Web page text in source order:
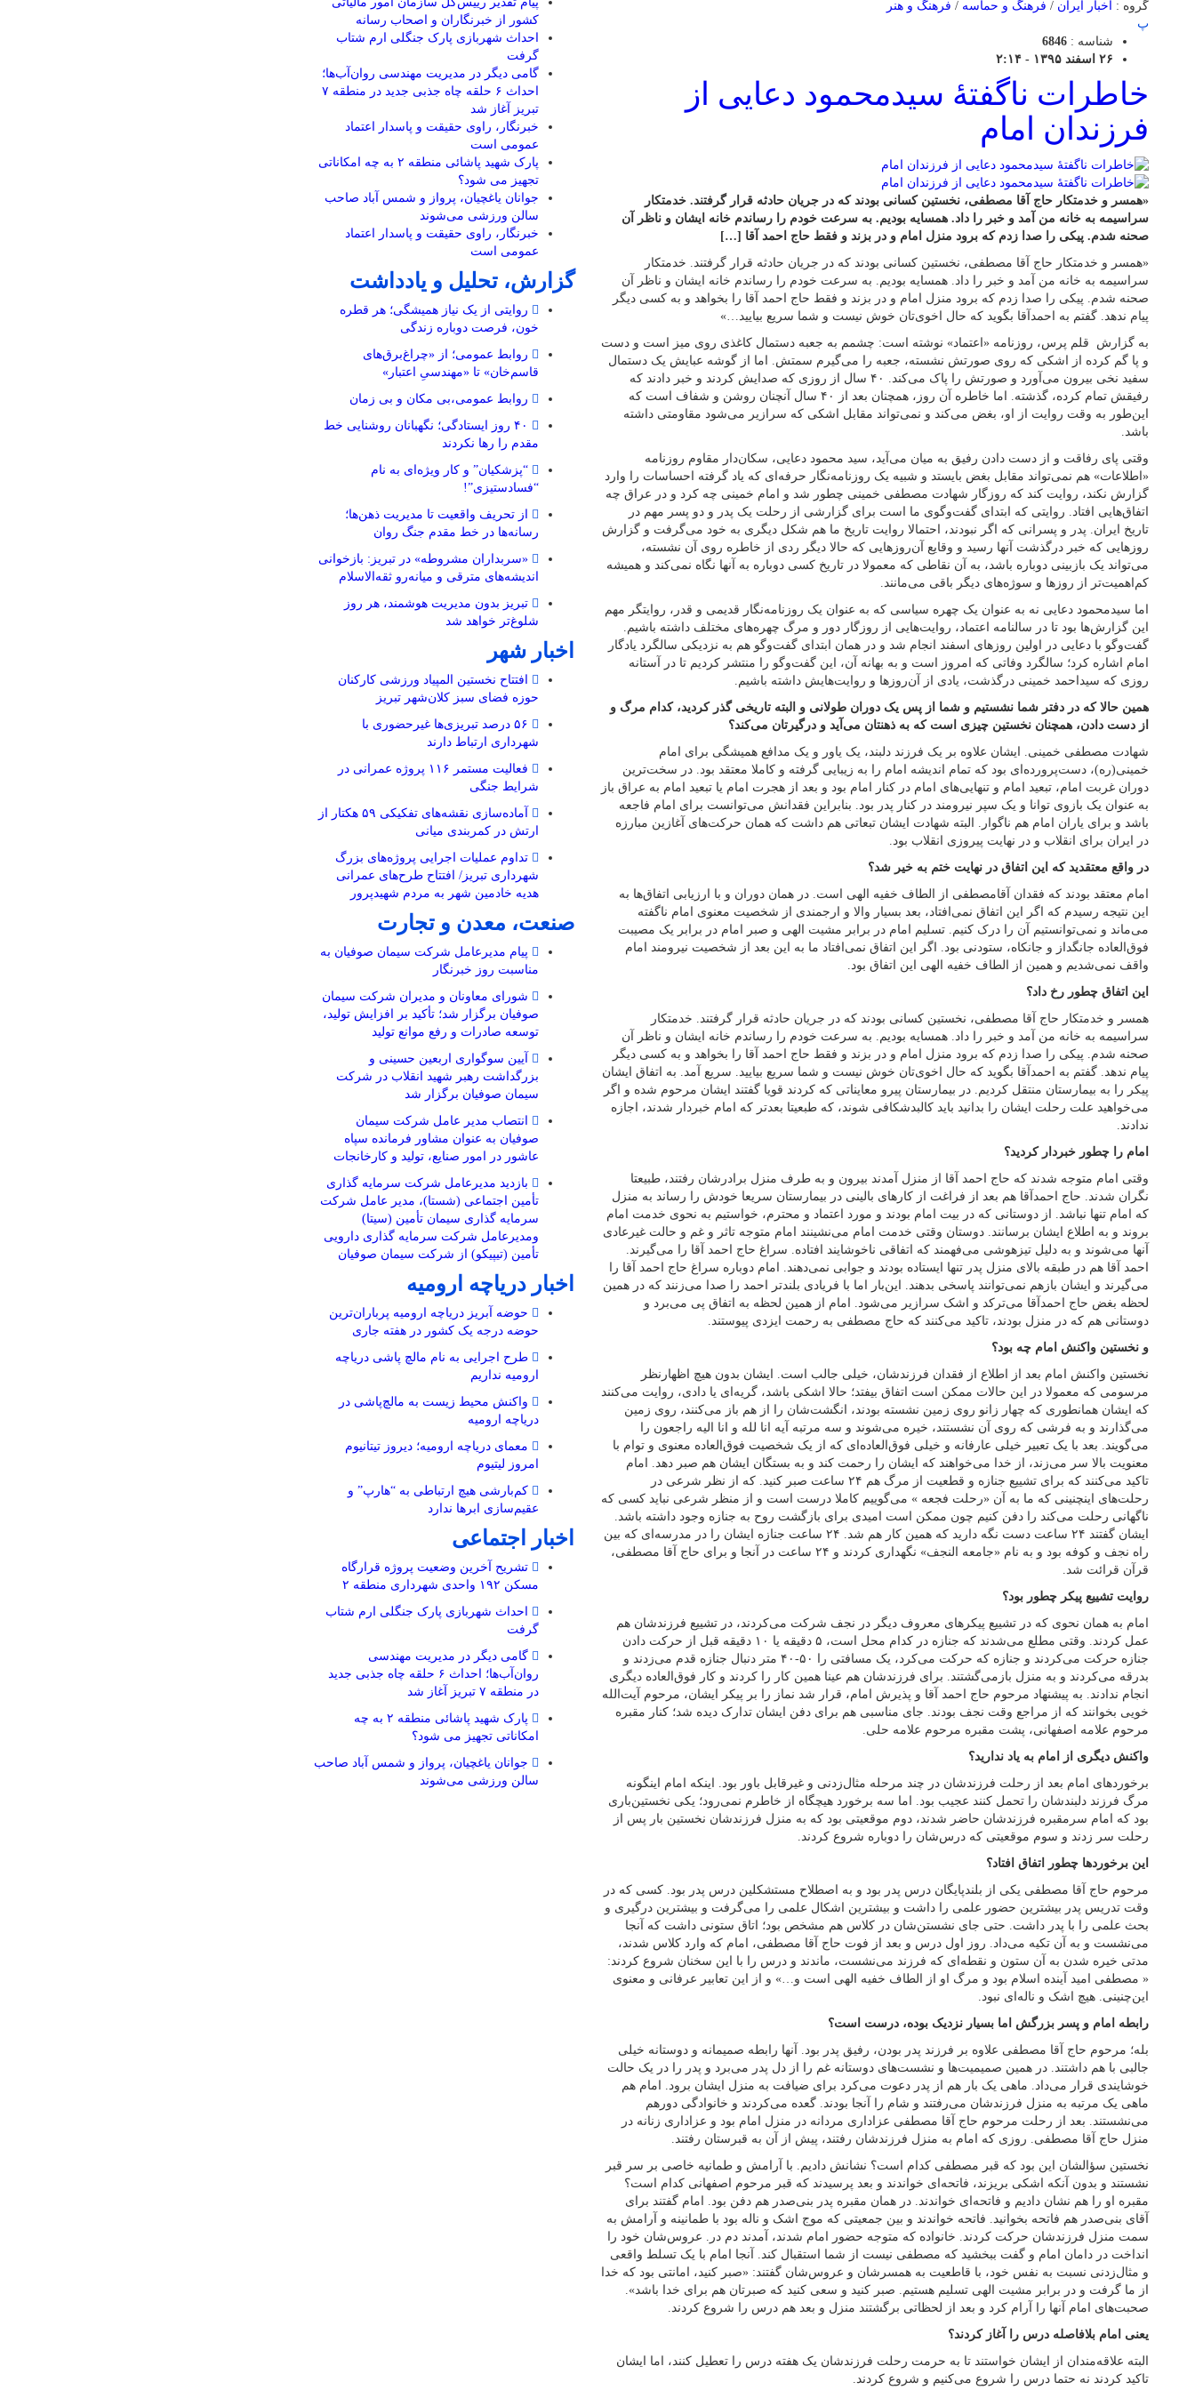
گروه : اخبار ایران / فرهنگ و حماسه / فرهنگ و هنر
پ
شناسه : 6846
۲۶ اسفند ۱۳۹۵ - ۲:۱۴
خاطرات ناگفتۀ سیدمحمود دعایی از
فرزندان امام
«همسر و خدمتکار حاج آقا مصطفی، نخستین کسانی بودند که در جریان حادثه قرار گرفتند. خدمتکار
سراسیمه به خانه من آمد و خبر را داد. همسایه بودیم. به سرعت خودم را رساندم خانه ایشان و ناظر آن
صحنه شدم. پیکی را صدا زدم که برود منزل امام و در بزند و فقط حاج احمد آقا […]
«همسر و خدمتکار حاج آقا مصطفی، نخستین کسانی بودند که در جریان حادثه قرار گرفتند. خدمتکار
سراسیمه به خانه من آمد و خبر را داد. همسایه بودیم. به سرعت خودم را رساندم خانه ایشان و ناظر آن
صحنه شدم. پیکی را صدا زدم که برود منزل امام و در بزند و فقط حاج احمد آقا را بخواهد و به کسی دیگر
پیام ندهد. گفتم به احمدآقا بگوید که حال اخوی‌تان خوش نیست و شما سریع بیایید…»
به گزارش قلم پرس، روزنامه «اعتماد» نوشته است: چشمم به جعبه دستمال کاغذی روی میز است و دست
و پا گم کرده از اشکی که روی صورتش نشسته، جعبه را می‌گیرم سمتش. اما از گوشه عبایش یک دستمال
سفید نخی بیرون می‌آورد و صورتش را پاک می‌کند. ۴۰ سال از روزی که صدایش کردند و خبر دادند که
رفیقش تمام کرده، گذشته. اما خاطره آن روز، همچنان بعد از ۴۰ سال آنچنان روشن و شفاف است که
این‌طور به وقت روایت از او، بغض می‌کند و نمی‌تواند مقابل اشکی که سرازیر می‌شود مقاومتی داشته
باشد.
وقتی پای رفاقت و از دست دادن رفیق به میان می‌آید، سید محمود دعایی، سکان‌دار مقاوم روزنامه
«اطلاعات» هم نمی‌تواند مقابل بغض بایستد و شبیه یک روزنامه‌نگار حرفه‌ای که یاد گرفته احساسات را وارد
گزارش نکند، روایت کند که روزگار شهادت مصطفی خمینی چطور شد و امام خمینی چه کرد و در عراق چه
اتفاق‌هایی افتاد. روایتی که ابتدای گفت‌وگوی ما است برای گزارشی از رحلت یک پدر و دو پسر مهم در
تاریخ ایران. پدر و پسرانی که اگر نبودند، احتمالا روایت تاریخ ما هم شکل دیگری به خود می‌گرفت و گزارش
روزهایی که خبر درگذشت آنها رسید و وقایع آن‌روزهایی که حالا دیگر ردی از خاطره روی آن نشسته،
می‌تواند یک بازبینی دوباره باشد، به آن نقاطی که معمولا در تاریخ کسی دوباره به آنها نگاه نمی‌کند و همیشه
کم‌اهمیت‌تر از روزها و سوژه‌های دیگر باقی می‌مانند.
اما سیدمحمود دعایی نه به عنوان یک چهره سیاسی که به عنوان یک روزنامه‌نگار قدیمی و قدر، روایتگر مهم
این گزارش‌ها بود تا در سالنامه اعتماد، روایت‌هایی از روزگار دور و مرگ چهره‌های مختلف داشته باشیم.
گفت‌وگو با دعایی در اولین روزهای اسفند انجام شد و در همان ابتدای گفت‌وگو هم به نزدیکی سالگرد یادگار
امام اشاره کرد؛ سالگرد وفاتی که امروز است و به بهانه آن، این گفت‌وگو را منتشر کردیم تا در آستانه
روزی که سیداحمد خمینی درگذشت، یادی از آن‌روزها و روایت‌هایش داشته باشیم.
همین حالا که در دفتر شما نشستیم و شما از پس یک دوران طولانی و البته تاریخی گذر کردید، کدام مرگ و
از دست دادن، همچنان نخستین چیزی است که به ذهنتان می‌آید و درگیرتان می‌کند؟
شهادت مصطفی خمینی. ایشان علاوه بر یک فرزند دلبند، یک یاور و یک مدافع همیشگی برای امام
خمینی(ره)، دست‌پرورده‌ای بود که تمام اندیشه امام را به زیبایی گرفته و کاملا معتقد بود. در سخت‌ترین
دوران غربت امام، تبعید امام و تنهایی‌های امام در کنار امام بود و بعد از هجرت امام یا تبعید امام به عراق باز
به عنوان یک بازوی توانا و یک سپر نیرومند در کنار پدر بود. بنابراین فقدانش می‌توانست برای امام فاجعه
باشد و برای یاران امام هم ناگوار. البته شهادت ایشان تبعاتی هم داشت که همان حرکت‌های آغازین مبارزه
در ایران برای انقلاب و در نهایت پیروزی انقلاب بود.
در واقع معتقدید که این اتفاق در نهایت ختم به خیر شد؟
امام معتقد بودند که فقدان آقامصطفی از الطاف خفیه الهی است. در همان دوران و با ارزیابی اتفاق‌ها به
این نتیجه رسیدم که اگر این اتفاق نمی‌‌افتاد، بعد بسیار والا و ارجمندی از شخصیت معنوی امام ناگفته
می‌ماند و نمی‌توانستیم آن را درک کنیم. تسلیم امام در برابر مشیت الهی و صبر امام در برابر یک مصیبت
فوق‌العاده جانگداز و جانکاه، ستودنی بود. اگر این اتفاق نمی‌افتاد ما به این بعد از شخصیت نیرومند امام
واقف نمی‌شدیم و همین از الطاف خفیه الهی این اتفاق بود.
این اتفاق چطور رخ داد؟
همسر و خدمتکار حاج آقا مصطفی، نخستین کسانی بودند که در جریان حادثه قرار گرفتند. خدمتکار
سراسیمه به خانه من آمد و خبر را داد. همسایه بودیم. به سرعت خودم را رساندم خانه ایشان و ناظر آن
صحنه شدم. پیکی را صدا زدم که برود منزل امام و در بزند و فقط حاج احمد آقا را بخواهد و به کسی دیگر
پیام ندهد. گفتم به احمدآقا بگوید که حال اخوی‌تان خوش نیست و شما سریع بیایید. سریع آمد. به اتفاق ایشان
پیکر را به بیمارستان منتقل کردیم. در بیمارستان پیرو معایناتی که کردند قویا گفتند ایشان مرحوم شده و اگر
می‌خواهید علت رحلت ایشان را بدانید باید کالبدشکافی شوند، که طبعیتا بعدتر که امام خبردار شدند، اجازه
ندادند.
امام را چطور خبردار کردید؟
وقتی امام متوجه شدند که حاج احمد آقا از منزل آمدند بیرون و به طرف منزل برادرشان رفتند، طبیعتا
نگران شدند. حاج احمدآقا هم بعد از فراغت از کار‌های بالینی در بیمارستان سریعا خودش را رساند به منزل
که امام تنها نباشد. از دوستانی که در بیت امام بودند و مورد اعتماد و محترم، خواستیم به نحوی خدمت امام
بروند و به اطلاع ایشان برسانند. دوستان وقتی خدمت امام می‌نشینند امام متوجه تاثر و غم و حالت غیرعادی
آنها می‌شوند و به دلیل تیزهوشی می‌فهمند که اتفاقی ناخوشایند افتاده. سراغ حاج احمد آقا را می‌گیرند.
احمد آقا هم در طبقه بالای منزل پدر تنها ایستاده بودند و جوابی نمی‌دهند. امام دوباره سراغ حاج احمد آقا را
می‌گیرند و ایشان بازهم نمی‌توانند پاسخی بدهند. این‌بار اما با فریادی بلندتر احمد را صدا می‌زنند که در همین
لحظه بغض حاج احمدآقا می‌ترکد و اشک سرازیر می‌شود. امام از همین لحظه به اتفاق پی‌ می‌برد و
دوستانی هم که در منزل بودند، تاکید می‌کنند که حاج مصطفی به رحمت ایزدی پیوستند.
و نخستین واکنش امام چه بود؟
نخستین واکنش امام بعد از اطلاع از فقدان فرزندشان، خیلی جالب است. ایشان بدون هیچ اظهارنظر
مرسومی که معمولا در این حالات ممکن است اتفاق بیفتد؛ حالا اشکی باشد، گریه‌ای یا دادی، روایت می‌کنند
که ایشان همانطوری که چهار زانو روی زمین نشسته بودند، انگشت‌شان را از هم باز می‌کنند، روی زمین
می‌گذارند و به فرشی که روی آن نشستند، خیره می‌شوند و سه مرتبه آیه انا لله و انا الیه راجعون را
می‌گویند. بعد با یک تعبیر خیلی عارفانه و خیلی فوق‌العاده‌ای که از یک شخصیت فوق‌العاده معنوی و توام با
معنویت بالا سر می‌زند، از خدا می‌خواهند که ایشان را رحمت کند و به بستگان ایشان هم صبر دهد. امام
تاکید می‌کنند که برای تشییع جنازه و قطعیت از مرگ هم ٢۴ ساعت صبر کنید. که از نظر شرعی در
رحلت‌های اینچنینی که ما به آن «رحلت فجعه » می‌گوییم کاملا درست است و از منظر شرعی نباید کسی که
ناگهانی رحلت می‌کند را دفن کنیم چون ممکن است امیدی برای بازگشت روح به جنازه وجود داشته باشد.
ایشان گفتند ٢۴ ساعت دست نگه دارید که همین کار هم شد. ٢۴ ساعت جنازه ایشان را در مدرسه‌ای که بین
راه نجف و کوفه بود و به نام «جامعه النجف» نگهداری کردند و ٢۴ ساعت در آنجا و برای حاج آقا مصطفی،
قرآن قرائت شد.
روایت تشییع پیکر چطور بود؟
امام به همان نحوی که در تشییع پیکرهای معروف دیگر در نجف شرکت می‌کردند، در تشییع فرزندشان هم
عمل کردند. وقتی مطلع می‌شدند که جنازه در کدام محل است، ۵ دقیقه یا ١٠ دقیقه قبل از حرکت دادن
جنازه حرکت می‌کردند و جنازه که حرکت می‌کرد، یک مسافتی را ۵٠-۴٠ متر دنبال جنازه قدم می‌زدند و
بدرقه می‌کردند و به منزل بازمی‌گشتند. برای فرزندشان هم عینا همین کار را کردند و کار فوق‌العاده دیگری
انجام ندادند. به پیشنهاد مرحوم حاج احمد آقا و پذیرش امام، قرار شد نماز را بر پیکر ایشان، مرحوم آیت‌الله
خویی بخوانند که از مراجع وقت نجف بودند. جای مناسبی هم برای دفن ایشان تدارک دیده شد؛ کنار مقبره
مرحوم علامه اصفهانی، پشت مقبره مرحوم علامه حلی.
واکنش دیگری از امام به یاد ندارید؟
برخوردهای امام بعد از رحلت فرزندشان در چند مرحله مثال‌زدنی و غیرقابل باور بود. اینکه امام اینگونه
مرگ فرزند دلبندشان را تحمل کنند عجیب بود. اما سه برخورد هیچگاه از خاطرم نمی‌رود؛ یکی نخستین‌باری
بود که امام سرمقبره فرزندشان حاضر شدند، دوم موقعیتی بود که به منزل فرزندشان نخستین بار پس از
رحلت سر زدند و سوم موقعیتی که درس‌شان را دوباره شروع کردند.
این برخوردها چطور اتفاق افتاد؟
مرحوم حاج آقا مصطفی یکی از بلندپایگان درس پدر بود و به اصطلاح مستشکلین درس پدر بود. کسی که در
وقت تدریس پدر بیشترین حضور علمی را داشت و بیشترین اشکال علمی را می‌گرفت و بیشترین درگیری و
بحث علمی را با پدر داشت. حتی جای نشستن‌شان در کلاس هم مشخص بود؛ اتاق ستونی داشت که آنجا
می‌نشست و به آن تکیه می‌داد. روز اول درس و بعد از فوت حاج آقا مصطفی، امام که وارد کلاس شدند،
مدتی خیره شدن به آن ستون و نقطه‌ای که فرزند می‌نشست، ماندند و درس را با این سخنان شروع کردند:
« مصطفی امید آینده اسلام بود و مرگ او از الطاف خفیه الهی است و…» و از این تعابیر عرفانی و معنوی
این‌چنینی. هیچ اشک و ناله‌ای نبود.
رابطه امام و پسر بزرگش اما بسیار نزدیک بوده، درست است؟
بله؛ مرحوم حاج آقا مصطفی علاوه بر فرزند پدر بودن، رفیق پدر بود. آنها رابطه صمیمانه و دوستانه خیلی
جالبی با هم داشتند. در همین صمیمیت‌ها و نشست‌های دوستانه غم را از دل پدر می‌برد و پدر را در یک حالت
خوشایندی قرار می‌داد. ماهی یک بار هم از پدر دعوت می‌کرد برای ضیافت به منزل ایشان برود. امام هم
ماهی یک مرتبه به منزل فرزندشان می‌رفتند و شام را آنجا بودند. گعده می‌کردند و خانوادگی دورهم
می‌نشستند. بعد از رحلت مرحوم حاج آقا مصطفی عزاداری مردانه در منزل امام بود و عزاداری زنانه در
منزل حاج آقا مصطفی. روزی که امام به منزل فرزندشان رفتند، پیش از آن به قبرستان رفتند.
نخستین سؤالشان این بود که قبر مصطفی کدام است؟ نشانش دادیم. با آرامش و طمانیه خاصی بر سر قبر
نشستند و بدون آنکه اشکی بریزند، فاتحه‌ای خواندند و بعد پرسیدند که قبر مرحوم اصفهانی کدام است؟
مقبره او را هم نشان دادیم و فاتحه‌ای خواندند. در همان مقبره پدر بنی‌صدر هم دفن بود. امام گفتند برای
آقای بنی‌صدر هم فاتحه بخوانید. فاتحه خواندند و بین جمعیتی که موج اشک و ناله بود با طمانینه و آرامش به
سمت منزل فرزندشان حرکت کردند. خانواده که متوجه حضور امام شدند، آمدند دم در. عروس‌شان خود را
انداخت در دامان امام و گفت ببخشید که مصطفی نیست از شما استقبال کند. آنجا امام با یک تسلط واقعی
و مثال‌زدنی نسبت به نفس خود، با قاطعیت به همسرشان و عروس‌شان گفتند: «صبر کنید، امانتی بود که خدا
از ما گرفت و در برابر مشیت الهی تسلیم هستیم. صبر کنید و سعی کنید که صبرتان هم برای خدا باشد».
صحبت‌های امام آنها را آرام کرد و بعد از لحظاتی برگشتند منزل و بعد هم درس را شروع کردند.
یعنی امام بلافاصله درس را آغاز کردند؟
البته علاقه‌مندان از ایشان خواستند تا به حرمت رحلت فرزندشان یک هفته درس را تعطیل کنند، اما ایشان
تاکید کردند نه حتما درس را شروع می‌کنیم و شروع کردند.
کشور از خبرنگاران و اصحاب رسانه
احداث شهربازی پارک جنگلی ارم شتاب
گرفت
گامی دیگر در مدیریت مهندسی روان‌آب‌ها؛
احداث ۶ حلقه چاه جذبی جدید در منطقه ۷
تبریز آغاز شد
خبرنگار، راوی حقیقت و پاسدار اعتماد
عمومی است
پارک شهید پاشائی منطقه ۲ به چه امکاناتی
تجهیز می شود؟
جوانان یاغچیان، پرواز و شمس آباد صاحب
سالن ورزشی می‌شوند
خبرنگار، راوی حقیقت و پاسدار اعتماد
عمومی است
گزارش، تحلیل و یادداشت
روایتی از یک نیاز همیشگی؛ هر قطره
خون، فرصت دوباره زندگی
روابط عمومی؛ از «چراغ‌برق‌های
قاسم‌خان» تا «مهندسیِ اعتبار»
روابط عمومی،بی مکان و بی زمان
۴۰ روز ایستادگی؛ نگهبانان روشنایی خط
مقدم را رها نکردند
“پزشکیان” و کار ویژه‌ای به نام
“فسادستیزی”!
از تحریف واقعیت تا مدیریت ذهن‌ها؛
رسانه‌ها در خط مقدم جنگ روان
«سربداران مشروطه» در تبریز: بازخوانی
اندیشه‌های مترقی و میانه‌رو ثقه‌الاسلام
تبریز بدون مدیریت هوشمند، هر روز
شلوغ‌تر خواهد شد
اخبار شهر
افتتاح نخستین المپیاد ورزشی کارکنان
حوزه فضای سبز کلان‌شهر تبریز
۵۶ درصد تبریزی‌ها غیرحضوری با
شهرداری ارتباط دارند
فعالیت مستمر ۱۱۶ پروژه عمرانی در
شرایط جنگی
آماده‌سازی نقشه‌های تفکیکی ۵۹ هکتار از
ارتش در کمربندی میانی
تداوم عملیات اجرایی پروژه‌های بزرگ
شهرداری تبریز/ افتتاح طرح‌های عمرانی
هدیه خادمین شهر به مردم شهیدپرور
صنعت، معدن و تجارت
پیام مدیرعامل شرکت سیمان صوفیان به
مناسبت روز خبرنگار
شورای معاونان و مدیران شرکت سیمان
صوفیان برگزار شد؛ تأکید بر افزایش تولید،
توسعه صادرات و رفع موانع تولید
آیین سوگواری اربعین حسینی و
بزرگداشت رهبر شهید انقلاب در شرکت
سیمان صوفیان برگزار شد
انتصاب مدیر عامل شرکت سیمان
صوفیان به عنوان مشاور فرمانده سپاه
عاشور در امور صنایع، تولید و کارخانجات
بازدید مدیرعامل شرکت سرمایه گذاری
تأمین اجتماعی (شستا)، مدیر عامل شرکت
سرمایه گذاری سیمان تأمین (سیتا)
ومدیرعامل شرکت سرمایه گذاری دارویی
تأمین (تیپیکو) از شرکت سیمان صوفیان
اخبار دریاچه ارومیه
حوضه آبریز دریاچه ارومیه پرباران‌ترین
حوضه‌ درجه یک کشور در هفته جاری
طرح اجرایی به نام مالچ پاشی دریاچه
ارومیه نداریم
واکنش محیط زیست به مالچ‌پاشی در
دریاچه ارومیه
معمای دریاچه ارومیه؛ دیروز تیتانیوم
امروز لیتیوم
کم‌بارشی هیچ ارتباطی به “هارپ” و
عقیم‌سازی ابرها ندارد
اخبار اجتماعی
تشریح آخرین وضعیت پروژه قرارگاه
مسکن ۱۹۲ واحدی شهرداری منطقه ۲
احداث شهربازی پارک جنگلی ارم شتاب
گرفت
گامی دیگر در مدیریت مهندسی
روان‌آب‌ها؛ احداث ۶ حلقه چاه جذبی جدید
در منطقه ۷ تبریز آغاز شد
پارک شهید پاشائی منطقه ۲ به چه
امکاناتی تجهیز می شود؟
جوانان یاغچیان، پرواز و شمس آباد صاحب
سالن ورزشی می‌شوند